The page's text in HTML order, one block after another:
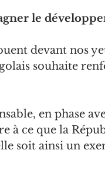
le
devant nos
souhaite
en phase
à ce que la
soit ainsi un